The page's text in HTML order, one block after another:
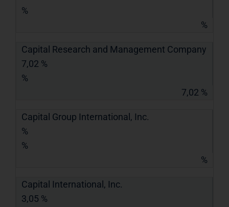
%
%
Capital Research and Management Company
7,02 %
%
7,02 %
Capital Group International, Inc.
%
%
%
Capital International, Inc.
3,05 %